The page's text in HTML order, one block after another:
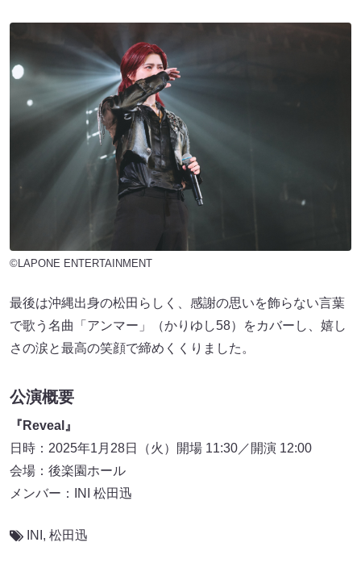
©LAPONE ENTERTAINMENT
最後は沖縄出身の松田らしく、感謝の思いを飾らない言葉
で歌う名曲「アンマー」（かりゆし58）をカバーし、嬉し
さの涙と最高の笑顔で締めくくりました。
公演概要
『Reveal』
日時：2025年1月28日（火）開場 11:30／開演 12:00
会場：後楽園ホール
メンバー：INI 松田迅
INI , 松⽥迅